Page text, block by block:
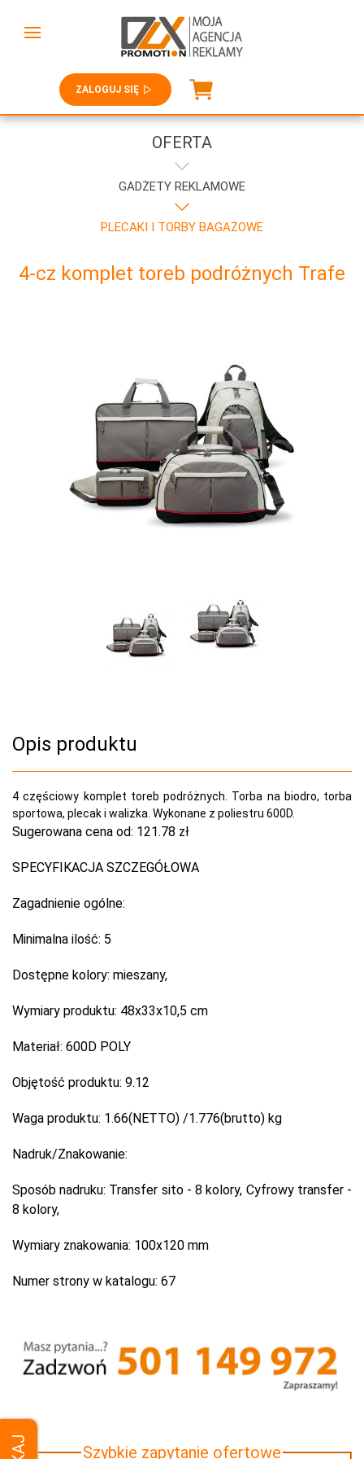
ZALOGUJ SIĘ
OFERTA
GADŻETY REKLAMOWE
PLECAKI I TORBY BAGAŻOWE
4-cz komplet toreb podróżnych Trafe
Opis produktu
4 częściowy komplet toreb podróżnych. Torba na biodro, torba
sportowa, plecak i walizka. Wykonane z poliestru 600D.
Sugerowana cena od: 121.78 zł
SPECYFIKACJA SZCZEGÓŁOWA
Zagadnienie ogólne:
Minimalna ilość: 5
Dostępne kolory: mieszany,
Wymiary produktu: 48x33x10,5 cm
Materiał: 600D POLY
Objętość produktu: 9.12
Waga produktu: 1.66(NETTO) /1.776(brutto) kg
Nadruk/Znakowanie:
Sposób nadruku: Transfer sito - 8 kolory, Cyfrowy transfer -
8 kolory,
Wymiary znakowania: 100x120 mm
Numer strony w katalogu: 67
Szybkie zapytanie ofertowe